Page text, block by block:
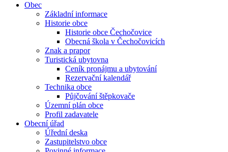
Obec
Základní informace
Historie obce
Historie obce Čechočovice
Obecná škola v Čechočovicích
Znak a prapor
Turistická ubytovna
Ceník pronájmu a ubytování
Rezervační kalendář
Technika obce
Půjčování štěpkovače
Územní plán obce
Profil zadavatele
Obecní úřad
Úřední deska
Zastupitelstvo obce